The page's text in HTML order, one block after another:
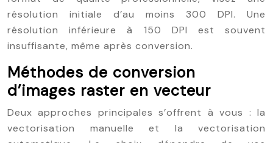
résolution initiale d’au moins 300 DPI. Une
résolution inférieure à 150 DPI est souvent
insuffisante, même après conversion.
Méthodes de conversion
d’images raster en vecteur
Deux approches principales s’offrent à vous : la
vectorisation manuelle et la vectorisation